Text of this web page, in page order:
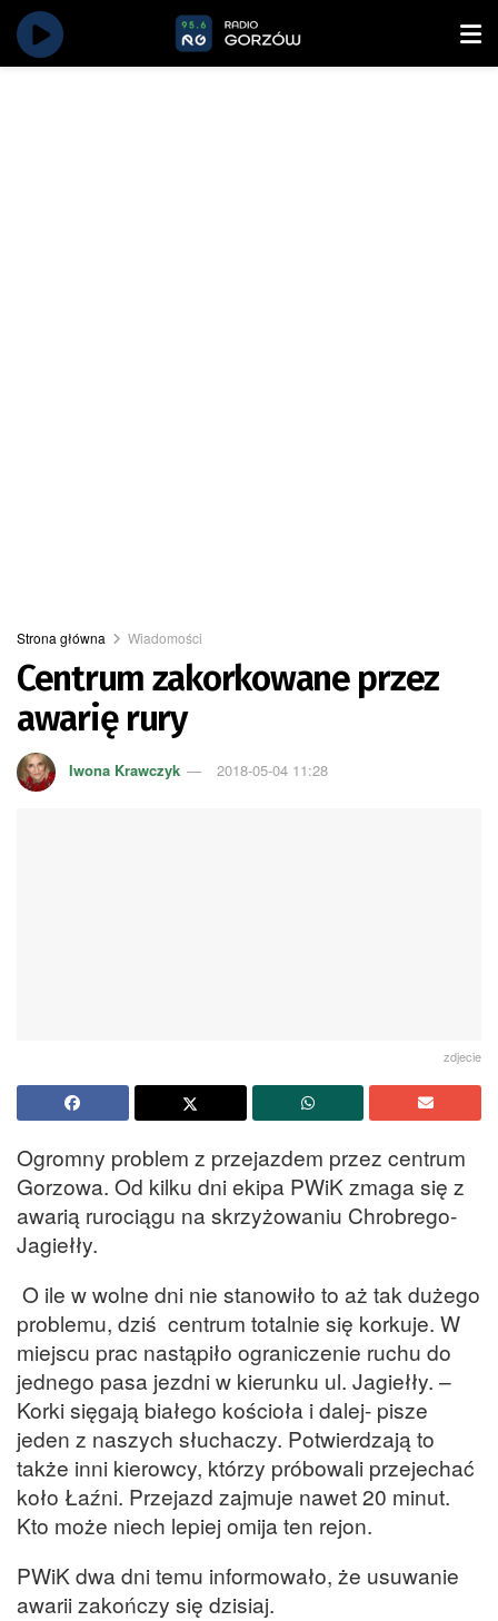
Strona główna Wiadomości
Centrum zakorkowane przez
awarię rury
Iwona Krawczyk 2018-05-04 11:28
zdjecie
Ogromny problem z przejazdem przez centrum
Gorzowa. Od kilku dni ekipa PWiK zmaga się z
awarią rurociągu na skrzyżowaniu Chrobrego-
Jagiełły.
O ile w wolne dni nie stanowiło to aż tak dużego
problemu, dziś centrum totalnie się korkuje. W
miejscu prac nastąpiło ograniczenie ruchu do
jednego pasa jezdni w kierunku ul. Jagiełły. –
Korki sięgają białego kościoła i dalej- pisze
jeden z naszych słuchaczy. Potwierdzają to
także inni kierowcy, którzy próbowali przejechać
koło Łaźni. Przejazd zajmuje nawet 20 minut.
Kto może niech lepiej omija ten rejon.
PWiK dwa dni temu informowało, że usuwanie
awarii zakończy się dzisiaj.